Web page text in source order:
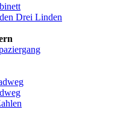
Drei Linden